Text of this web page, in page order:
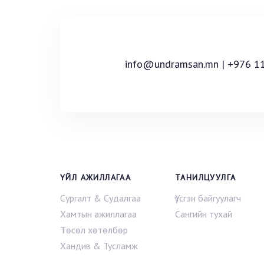
info@undramsan.mn | +976
ҮЙЛ АЖИЛЛАГАА
Сургалт & Судалгаа
Хамтын ажиллагаа
Төсөл хөтөлбөр
Хандив & Тусламж
ТАНИЛЦУУЛГА
Үүсгэн байгуулагч
Сангийн тухай